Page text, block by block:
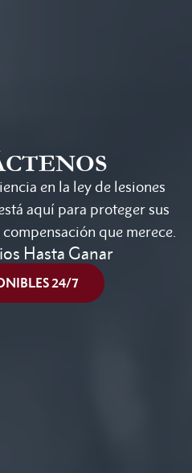
en la ley de lesiones
aquí para proteger sus
que merece.
Hasta Ganar
24/7